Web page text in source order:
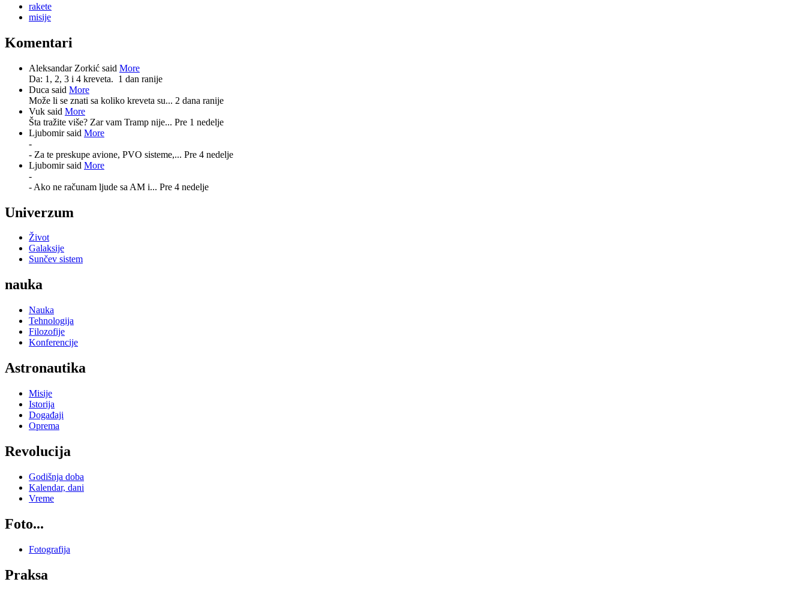
rakete
misije
Komentari
Aleksandar Zorkić said More
Da: 1, 2, 3 i 4 kreveta. 1 dan ranije
Duca said More
Može li se znati sa koliko kreveta su... 2 dana ranije
Vuk said More
Šta tražite više? Zar vam Tramp nije... Pre 1 nedelje
Ljubomir said More
-
- Za te preskupe avione, PVO sisteme,... Pre 4 nedelje
Ljubomir said More
-
- Ako ne računam ljude sa AM i... Pre 4 nedelje
Univerzum
Život
Galaksije
Sunčev sistem
nauka
Nauka
Tehnologija
Filozofije
Konferencije
Astronautika
Misije
Istorija
Događaji
Oprema
Revolucija
Godišnja doba
Kalendar, dani
Vreme
Foto...
Fotografija
Praksa